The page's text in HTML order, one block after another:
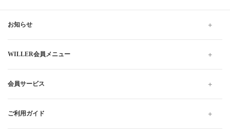
お知らせ
WILLER会員メニュー
会員サービス
ご利用ガイド